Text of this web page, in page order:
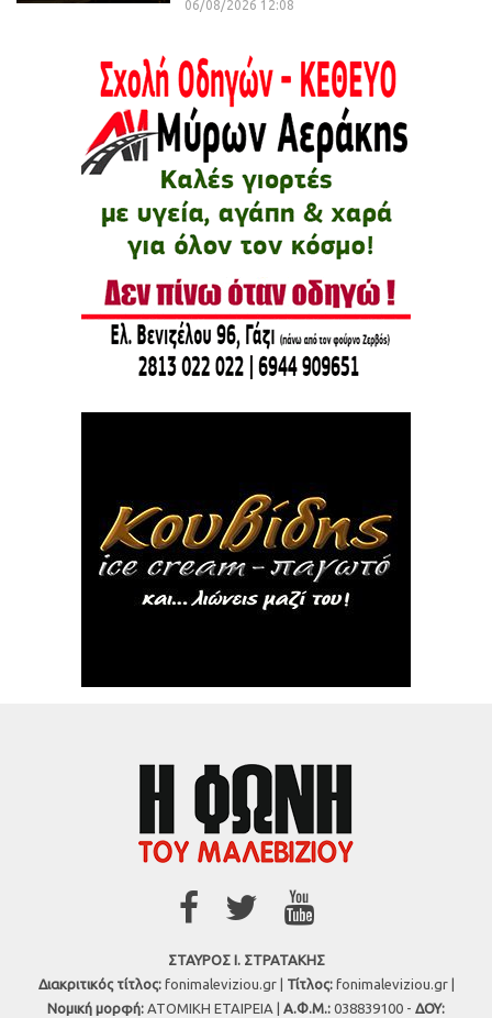
06/08/2026 12:08
ΣΤΑΥΡΟΣ Ι. ΣΤΡΑΤΑΚΗΣ
Διακριτικός τίτλος:fonimaleviziou.gr | Τίτλος:fonimaleviziou.gr |
Νομική μορφή: ΑΤΟΜΙΚΗ ΕΤΑΙΡΕΙΑ | Α.Φ.Μ.: 038839100 - ΔΟΥ: